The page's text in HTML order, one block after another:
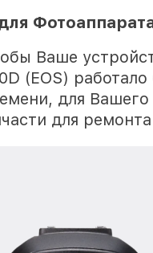
Ваше
(EOS)
для
для